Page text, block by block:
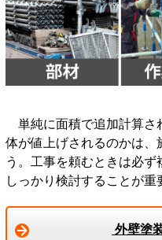
単純に面積で追加計算さ
体が値上げされるのかは、
う。工事を頼むときは必
しっかり検討することが重
外壁塗